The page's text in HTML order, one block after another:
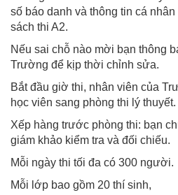
số báo danh và thông tin cá
sách thi A2.
Nếu sai chỗ nào mời bạn thông
Trường để kịp thời chỉnh sửa.
Bắt đầu giờ thi, nhân viên của
học viên sang phòng thi lý thuyết.
Xếp hàng trước phòng thi: bạn
giám khảo kiểm tra và đối chiếu.
Mỗi ngày thi tối đa có 300 người.
Mỗi lớp bao gồm 20 thí sinh,